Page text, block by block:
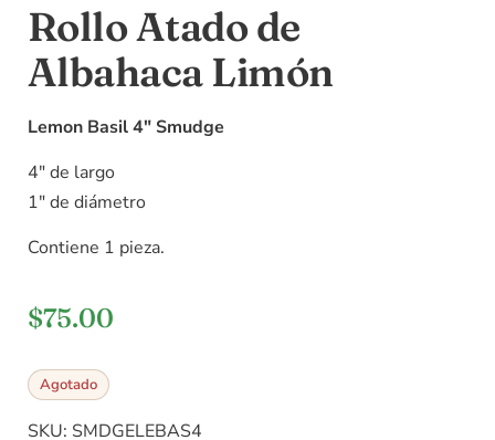
Rollo Atado de
Albahaca Limón
Lemon Basil 4″ Smudge
4″ de largo
1″ de diámetro
Contiene 1 pieza.
$75.00
Agotado
SKU: SMDGELEBAS4